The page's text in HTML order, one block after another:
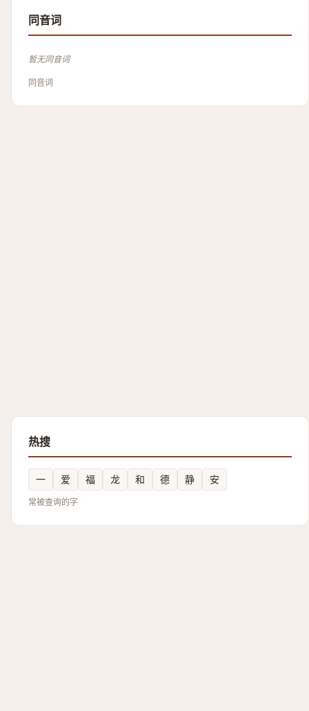
同音词
暂无同音词
同音词
热搜
一 爱 福 龙 和 德 静 安
常被查询的字